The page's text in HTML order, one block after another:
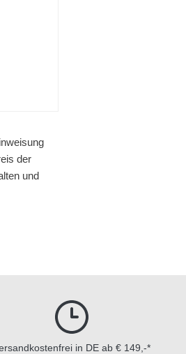
der
und
in DE ab € 149,-*